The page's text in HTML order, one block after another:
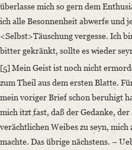
überlasse mich so gern dem
ich alle Besonnenheit abwerfe und
<Selbst>Täuschung vergesse. Ich
bitter gekränkt, sollte es wieder
[5] Mein Geist ist noch nicht
zum Theil aus dem ersten Blatte.
mein voriger Brief schon beruhigt
mich itzt fast, daß der Gedanke, der
verächtlichen Weibes zu seyn, mich
machte. Das übrige nächstens. –